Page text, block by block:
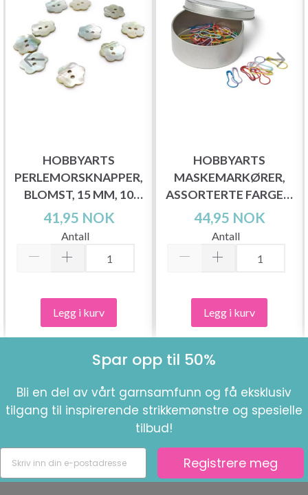
HOBBYARTS
PERLEMORSKNAPPER,
BLOMST, 15 MM, 10
STK
41,95 NOK
Antall
Legg i kurv
HOBBYARTS
MASKEMARKØRER,
ASSORTERTE FARGER,
25 STK.
44,95 NOK
Antall
Legg i kurv
Spar opp til 50%
Bli en del av vårt garnsamfunn og få eksklusiv
tilgang til inspirerende strikkemønstre og spesielle
tilbud!
Registrere meg